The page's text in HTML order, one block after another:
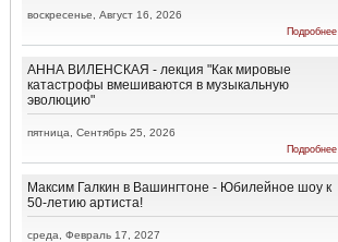
воскресенье, Август 16, 2026
Подробнее
АННА ВИЛЕНСКАЯ - лекция "Как мировые
катастрофы вмешиваются в музыкальную
эволюцию"
пятница, Сентябрь 25, 2026
Подробнее
Максим Галкин в Вашингтоне - Юбилейное шоу к
50-летию артиста!
среда, Февраль 17, 2027